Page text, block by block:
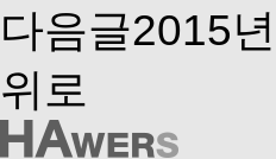
다음글2015
위로